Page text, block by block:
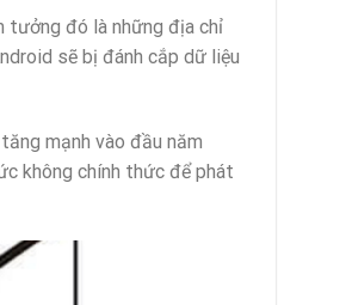
tưởng đó là những địa chỉ
sẽ bị đánh cắp dữ liệu
mạnh vào đầu năm
không chính thức để phát